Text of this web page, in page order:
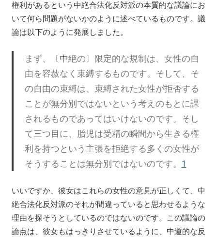
権利があるという中絶合法化反対派の本質的な議論にお
いて何ら問題がないかのように述べているものです。議
論は以下のように発展しました。
まず、〔中絶の〕限定的な規制は、女性の自
由を容赦なく束縛するものです。そして、そ
の自由の束縛は、束縛された女性が拒否する
ことが無分別ではないという考えのもとに課
されるものであってはいけないのです。そし
て三つ目に、胎児は受精の瞬間から生きる権
利を持つという主張を拒絶する多くの女性が
そうすることは無分別ではないのです。 1
いいですか、彼女はこれらの女性の意見が正しくて、中
絶合法化反対派のそれが間違っていると思わせるような
理由を探そうとしているのではないのです。この議論の
論点は、彼女もはっきりさせているように、中道的な反